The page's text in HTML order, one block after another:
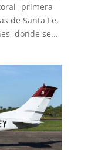
-primera
de Santa Fe,
donde se...